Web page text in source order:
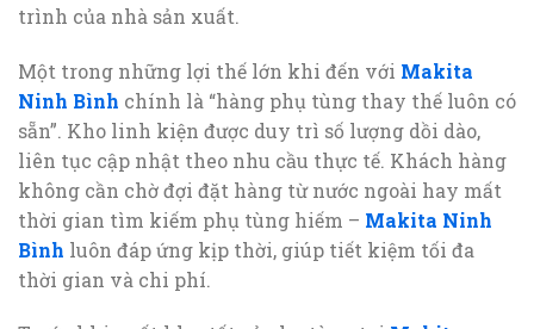
trình của nhà sản xuất.
Một trong những lợi thế lớn khi đến với Makita
Ninh Bình chính là “hàng phụ tùng thay thế luôn có
sẵn”. Kho linh kiện được duy trì số lượng dồi dào,
liên tục cập nhật theo nhu cầu thực tế. Khách hàng
không cần chờ đợi đặt hàng từ nước ngoài hay mất
thời gian tìm kiếm phụ tùng hiếm – Makita Ninh
Bình luôn đáp ứng kịp thời, giúp tiết kiệm tối đa
thời gian và chi phí.